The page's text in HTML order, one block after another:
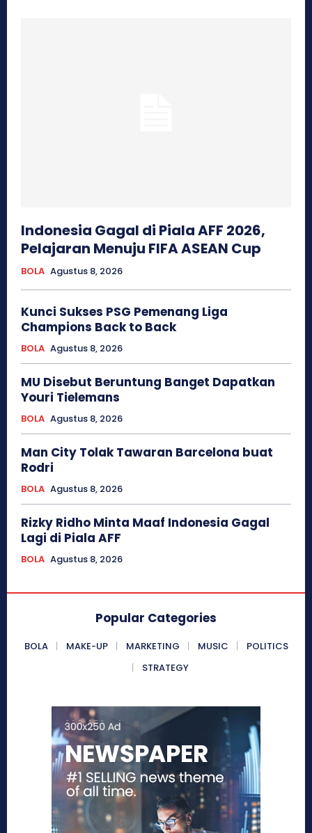
Indonesia Gagal di Piala AFF 2026,
Pelajaran Menuju FIFA ASEAN Cup
BOLA Agustus 8, 2026
Kunci Sukses PSG Pemenang Liga
Champions Back to Back
BOLA Agustus 8, 2026
MU Disebut Beruntung Banget Dapatkan
Youri Tielemans
BOLA Agustus 8, 2026
Man City Tolak Tawaran Barcelona buat
Rodri
BOLA Agustus 8, 2026
Rizky Ridho Minta Maaf Indonesia Gagal
Lagi di Piala AFF
BOLA Agustus 8, 2026
Popular Categories
BOLA MAKE-UP MARKETING MUSIC
POLITICS
STRATEGY